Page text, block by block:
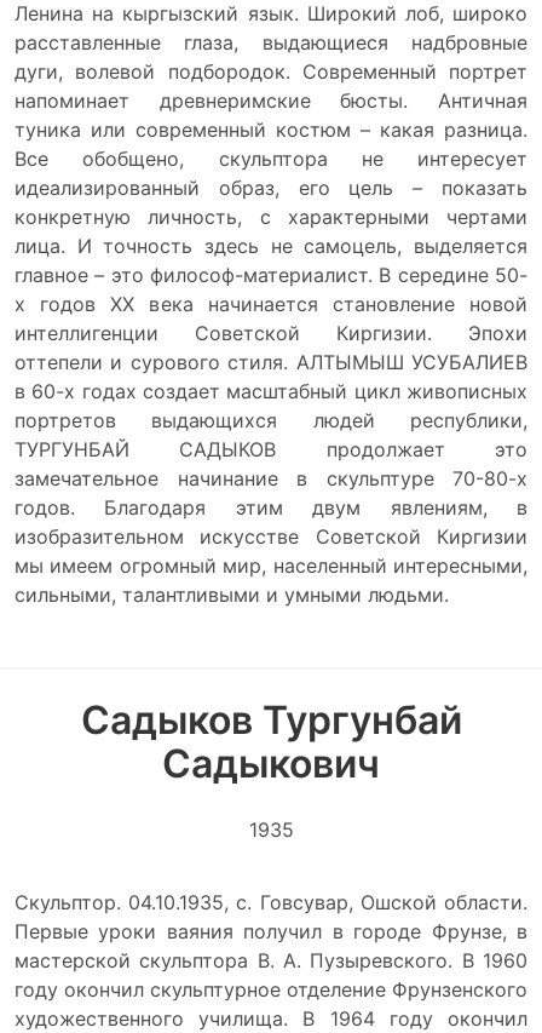
Ленина на кыргызский язык. Широкий лоб, широко
расставленные глаза, выдающиеся надбровные
дуги, волевой подбородок. Современный портрет
напоминает древнеримские бюсты. Античная
туника или современный костюм – какая разница.
Все обобщено, скульптора не интересует
идеализированный образ, его цель – показать
конкретную личность, с характерными чертами
лица. И точность здесь не самоцель, выделяется
главное – это философ-материалист. В середине 50-
х годов XX века начинается становление новой
интеллигенции Советской Киргизии. Эпохи
оттепели и сурового стиля. АЛТЫМЫШ УСУБАЛИЕВ
в 60-х годах создает масштабный цикл живописных
портретов выдающихся людей республики,
ТУРГУНБАЙ САДЫКОВ продолжает это
замечательное начинание в скульптуре 70-80-х
годов. Благодаря этим двум явлениям, в
изобразительном искусстве Советской Киргизии
мы имеем огромный мир, населенный интересными,
сильными, талантливыми и умными людьми.
Садыков Тургунбай
Садыкович
1935
Скульптор. 04.10.1935, с. Говсувар, Ошской области.
Первые уроки ваяния получил в городе Фрунзе, в
мастерской скульптора В. А. Пузыревского. В 1960
году окончил скульптурное отделение Фрунзенского
художественного училища. В 1964 году окончил